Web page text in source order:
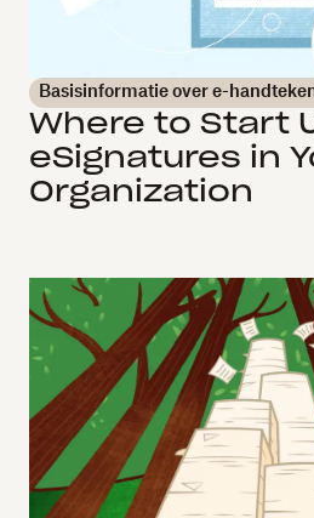
Basisinformatie over e-
Where to Start
eSignatures in
Organization